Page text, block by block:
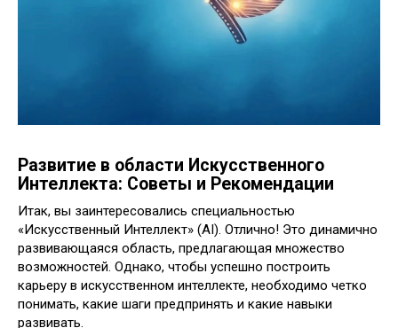
Развитие в области Искусственного
Интеллекта: Советы и Рекомендации
Итак, вы заинтересовались специальностью
«Искусственный Интеллект» (AI). Отлично! Это динамично
развивающаяся область, предлагающая множество
возможностей. Однако, чтобы успешно построить
карьеру в искусственном интеллекте, необходимо четко
понимать, какие шаги предпринять и какие навыки
развивать.